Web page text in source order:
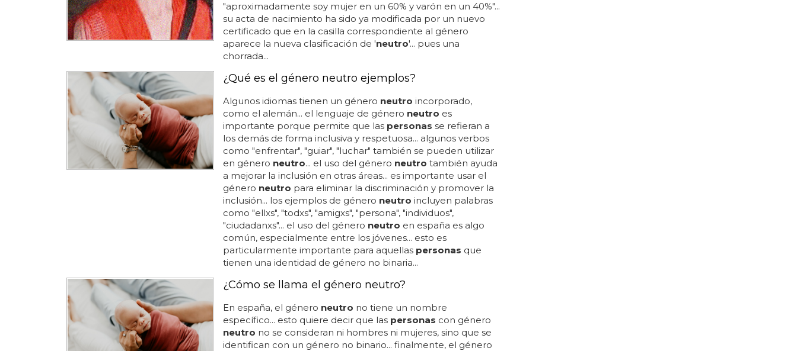
"aproximadamente soy mujer en un 60% y varón en un 40%"...
su acta de nacimiento ha sido ya modificada por un nuevo
certificado que en la casilla correspondiente al género
aparece la nueva clasificación de 'neutro'... pues una
chorrada...
¿Qué es el género neutro ejemplos?
Algunos idiomas tienen un género neutro incorporado,
como el alemán... el lenguaje de género neutro es
importante porque permite que las personas se refieran a
los demás de forma inclusiva y respetuosa... algunos verbos
como "enfrentar", "guiar", "luchar" también se pueden utilizar
en género neutro... el uso del género neutro también ayuda
a mejorar la inclusión en otras áreas... es importante usar el
género neutro para eliminar la discriminación y promover la
inclusión... los ejemplos de género neutro incluyen palabras
como "ellxs", "todxs", "amigxs", "persona", "individuos",
"ciudadanxs"... el uso del género neutro en españa es algo
común, especialmente entre los jóvenes... esto es
particularmente importante para aquellas personas que
tienen una identidad de género no binaria...
¿Cómo se llama el género neutro?
En españa, el género neutro no tiene un nombre
específico... esto quiere decir que las personas con género
neutro no se consideran ni hombres ni mujeres, sino que se
identifican con un género no binario... finalmente, el género